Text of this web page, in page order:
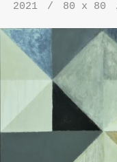
2021 80 x 80